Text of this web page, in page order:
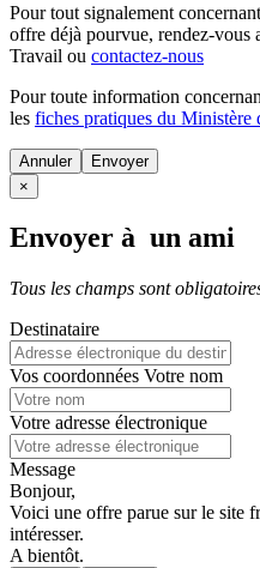
Pour tout signalement
offre déjà pourvue, rendez-vous
Travail ou contactez-nous
Pour toute information
les fiches pratiques du Ministère
Annuler
×
Envoyer à un ami
Tous les champs sont
Destinataire
Vos coordonnées Votre nom
Votre adresse électronique
Message
Bonjour,
Voici une offre parue sur le site
intéresser.
A bientôt.